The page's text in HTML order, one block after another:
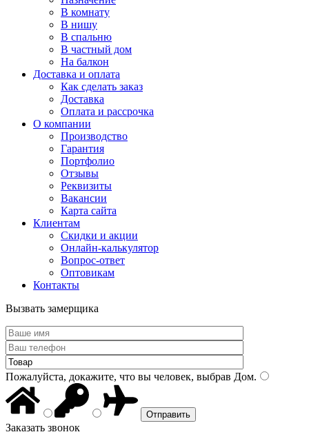
В комнату
В нишу
В спальню
В частный дом
На балкон
Доставка и оплата
Как сделать заказ
Доставка
Оплата и рассрочка
О компании
Производство
Гарантия
Портфолио
Отзывы
Реквизиты
Вакансии
Карта сайта
Клиентам
Скидки и акции
Онлайн-калькулятор
Вопрос-ответ
Оптовикам
Контакты
Вызвать замерщика
Пожалуйста, докажите, что вы человек, выбрав Дом.
Заказать звонок